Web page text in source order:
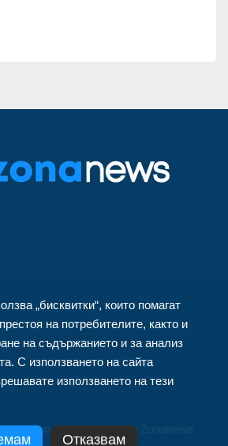
агенция Zonanews.
„бисквитки“, които помагат
на потребителите, както и
на съдържанието и за анализ
С използването на сайта
използването на тези
Отказвам